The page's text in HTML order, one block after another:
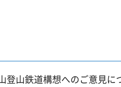
登山鉄道構想へのご意見